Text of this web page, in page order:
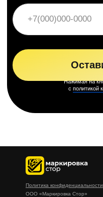
Политика конфиденциальности
ООО «Маркировка Стор»